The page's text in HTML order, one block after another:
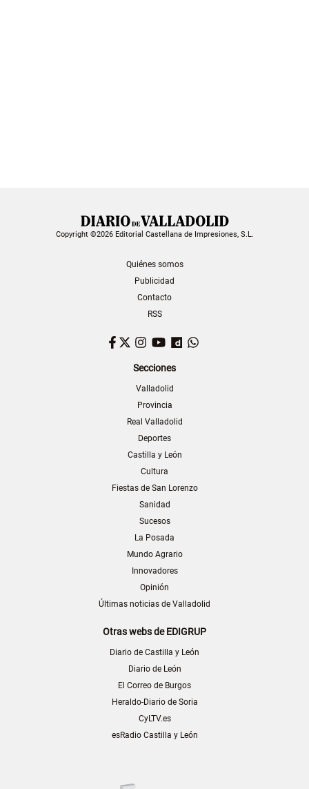
Copyright ©2026 Editorial Castellana de Impresiones, S.L.
Quiénes somos
Publicidad
Contacto
RSS
Facebook
TwitterInstagram
YouTubeDailymotion
Secciones
Valladolid
Provincia
Real Valladolid
Deportes
Castilla y León
Cultura
Fiestas de San Lorenzo
Sanidad
Sucesos
La Posada
Mundo Agrario
Innovadores
Opinión
Últimas noticias de Valladolid
Otras webs de EDIGRUP
Diario de Castilla y León
Diario de León
El Correo de Burgos
Heraldo-Diario de Soria
CyLTV.es
esRadio Castilla y León